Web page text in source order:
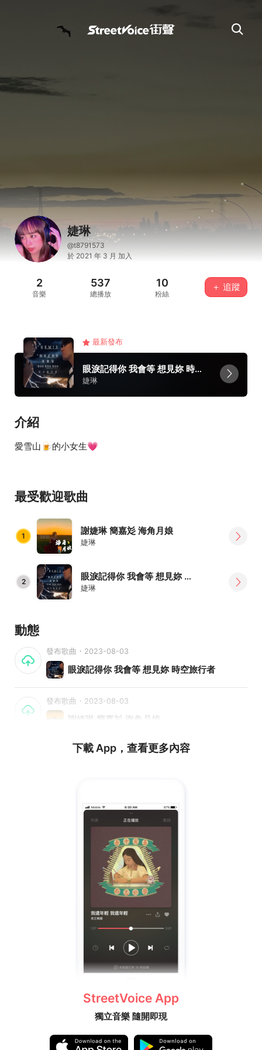
婕琳
@t8791573
於 2021 年 3 月 加入
2
音樂
537
總播放
10
粉絲
＋ 追蹤
最新發布
眼淚記得你 我會等 想見妳 時空旅行者
婕琳
介紹
愛雪山🍺的小女生💗
最受歡迎歌曲
1 謝婕琳 簡嘉彣 海角月娘
婕琳
2 眼淚記得你 我會等 想見妳 時空旅行者
婕琳
動態
發布歌曲・2023-08-03
眼淚記得你 我會等 想見妳 時空旅行者
發布歌曲・2023-08-03
謝婕琳 簡嘉彣 海角月娘
下載 App，查看更多內容
StreetVoice App
獨立音樂 隨開即現